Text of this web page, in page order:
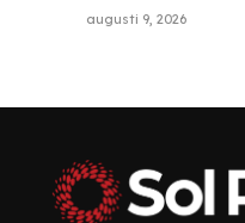
augusti 9, 2026